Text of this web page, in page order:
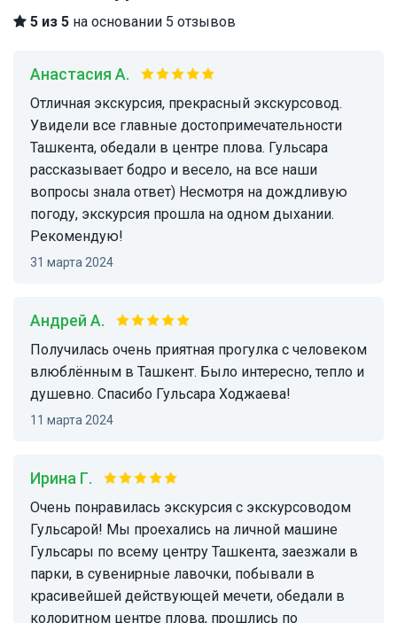
5 из 5 на основании 5 отзывов
Анастасия А.
Отличная экскурсия, прекрасный экскурсовод.
Увидели все главные достопримечательности
Ташкента, обедали в центре плова. Гульсара
рассказывает бодро и весело, на все наши
вопросы знала ответ) Несмотря на дождливую
погоду, экскурсия прошла на одном дыхании.
Рекомендую!
31 марта 2024
Андрей А.
Получилась очень приятная прогулка с человеком
влюблённым в Ташкент. Было интересно, тепло и
душевно. Спасибо Гульсара Ходжаева!
11 марта 2024
Ирина Г.
Очень понравилась экскурсия с экскурсоводом
Гульсарой! Мы проехались на личной машине
Гульсары по всему центру Ташкента, заезжали в
парки, в сувенирные лавочки, побывали в
красивейшей действующей мечети, обедали в
колоритном центре плова, прошлись по